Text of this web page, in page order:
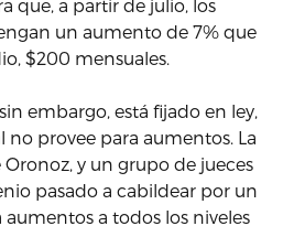
que, a partir de julio, los
un aumento de 7% que
$200 mensuales.
embargo, está fijado en ley,
no provee para aumentos. La
y un grupo de jueces
pasado a cabildear por un
a todos los niveles